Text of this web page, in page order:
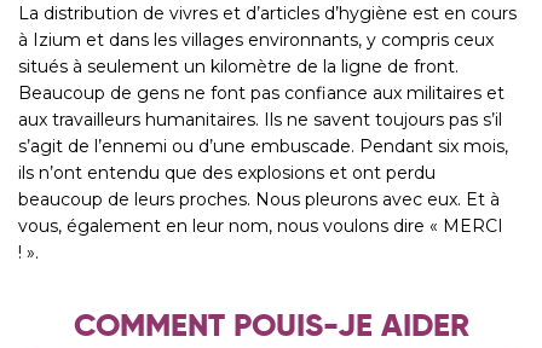
La distribution de vivres et d’articles d’hygiène est en cours
à Izium et dans les villages environnants, y compris ceux
situés à seulement un kilomètre de la ligne de front.
Beaucoup de gens ne font pas confiance aux militaires et
aux travailleurs humanitaires. Ils ne savent toujours pas s’il
s’agit de l’ennemi ou d’une embuscade. Pendant six mois,
ils n’ont entendu que des explosions et ont perdu
beaucoup de leurs proches. Nous pleurons avec eux. Et à
vous, également en leur nom, nous voulons dire « MERCI
! ».
COMMENT POUIS-JE AIDER